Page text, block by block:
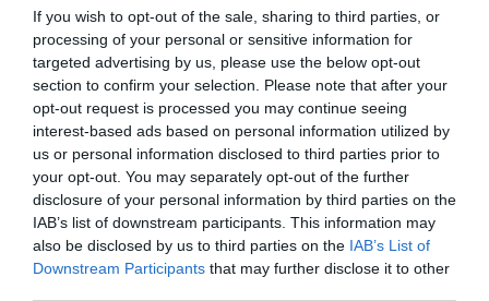
If you wish to opt-out of the sale, sharing to third parties, or
processing of your personal or sensitive information for
targeted advertising by us, please use the below opt-out
section to confirm your selection. Please note that after your
opt-out request is processed you may continue seeing
interest-based ads based on personal information utilized by
us or personal information disclosed to third parties prior to
your opt-out. You may separately opt-out of the further
disclosure of your personal information by third parties on the
IAB’s list of downstream participants. This information may
also be disclosed by us to third parties on the IAB’s List of
Downstream Participants that may further disclose it to other
APPLE ULTRAPASSA MICROSOFT E É
AGORA A EMPRESA MAIS VALIOSA
DO MUNDO
GAME OF THRONES | A MAX ACABA
DE REVELAR UMA GRANDE
NOVIDADE SOBRE O FUTURO DE
HOUSE OF THE DRAGON